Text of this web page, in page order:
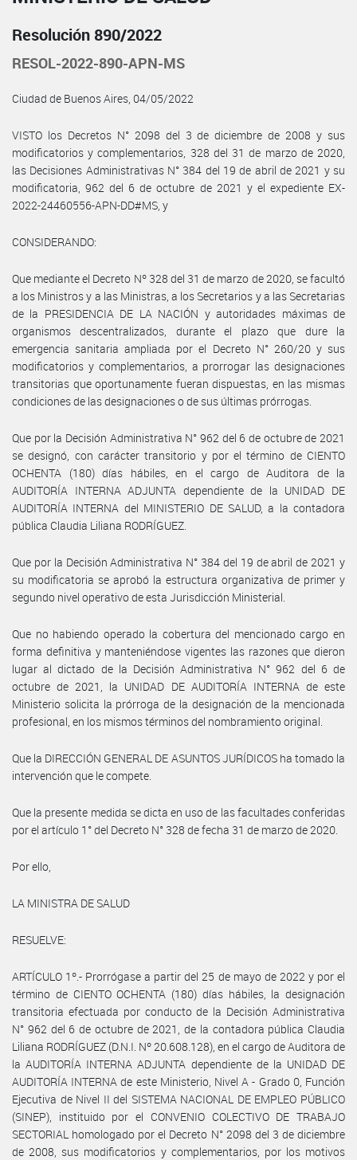
Resolución 890/2022
RESOL-2022-890-APN-MS
Ciudad de Buenos Aires, 04/05/2022
VISTO los Decretos N° 2098 del 3 de diciembre de 2008 y sus
modificatorios y complementarios, 328 del 31 de marzo de 2020,
las Decisiones Administrativas N° 384 del 19 de abril de 2021 y su
modificatoria, 962 del 6 de octubre de 2021 y el expediente EX-
2022-24460556-APN-DD#MS, y
CONSIDERANDO:
Que mediante el Decreto Nº 328 del 31 de marzo de 2020, se facultó
a los Ministros y a las Ministras, a los Secretarios y a las Secretarias
de la PRESIDENCIA DE LA NACIÓN y autoridades máximas de
organismos descentralizados, durante el plazo que dure la
emergencia sanitaria ampliada por el Decreto N° 260/20 y sus
modificatorios y complementarios, a prorrogar las designaciones
transitorias que oportunamente fueran dispuestas, en las mismas
condiciones de las designaciones o de sus últimas prórrogas.
Que por la Decisión Administrativa N° 962 del 6 de octubre de 2021
se designó, con carácter transitorio y por el término de CIENTO
OCHENTA (180) días hábiles, en el cargo de Auditora de la
AUDITORÍA INTERNA ADJUNTA dependiente de la UNIDAD DE
AUDITORÍA INTERNA del MINISTERIO DE SALUD, a la contadora
pública Claudia Liliana RODRÍGUEZ.
Que por la Decisión Administrativa N° 384 del 19 de abril de 2021 y
su modificatoria se aprobó la estructura organizativa de primer y
segundo nivel operativo de esta Jurisdicción Ministerial.
Que no habiendo operado la cobertura del mencionado cargo en
forma definitiva y manteniéndose vigentes las razones que dieron
lugar al dictado de la Decisión Administrativa N° 962 del 6 de
octubre de 2021, la UNIDAD DE AUDITORÍA INTERNA de este
Ministerio solicita la prórroga de la designación de la mencionada
profesional, en los mismos términos del nombramiento original.
Que la DIRECCIÓN GENERAL DE ASUNTOS JURÍDICOS ha tomado la
intervención que le compete.
Que la presente medida se dicta en uso de las facultades conferidas
por el artículo 1° del Decreto N° 328 de fecha 31 de marzo de 2020.
Por ello,
LA MINISTRA DE SALUD
RESUELVE:
ARTÍCULO 1º.- Prorrógase a partir del 25 de mayo de 2022 y por el
término de CIENTO OCHENTA (180) días hábiles, la designación
transitoria efectuada por conducto de la Decisión Administrativa
N° 962 del 6 de octubre de 2021, de la contadora pública Claudia
Liliana RODRÍGUEZ (D.N.I. Nº 20.608.128), en el cargo de Auditora de
la AUDITORÍA INTERNA ADJUNTA dependiente de la UNIDAD DE
AUDITORÍA INTERNA de este Ministerio, Nivel A - Grado 0, Función
Ejecutiva de Nivel II del SISTEMA NACIONAL DE EMPLEO PÚBLICO
(SINEP), instituido por el CONVENIO COLECTIVO DE TRABAJO
SECTORIAL homologado por el Decreto N° 2098 del 3 de diciembre
de 2008, sus modificatorios y complementarios, por los motivos